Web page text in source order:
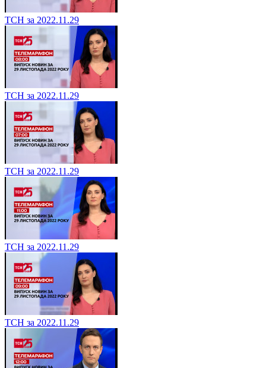
ТСН за 2022.11.29
ТСН за 2022.11.29
ТСН за 2022.11.29
ТСН за 2022.11.29
ТСН за 2022.11.29